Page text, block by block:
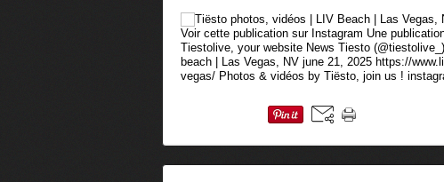
Voir cette publication sur Instagram Une
Tiestolive, your website News Tiesto
beach | Las Vegas, NV june 21, 2025 https://
vegas/ Photos & vidéos by Tiësto, join us !